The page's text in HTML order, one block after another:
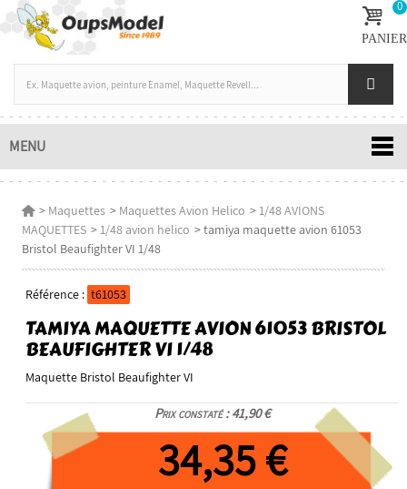
0
PANIER
MENU
> Maquettes > Maquettes Avion Helico >1/48 AVIONS
MAQUETTES >1/48 avion helico >tamiya maquette avion 61053
Bristol Beaufighter VI 1/48
Référence : t61053
TAMIYA MAQUETTE AVION 61053 BRISTOL
BEAUFIGHTER VI 1/48
Maquette Bristol Beaufighter VI
Prix constaté : 41,90 €
34,35 €